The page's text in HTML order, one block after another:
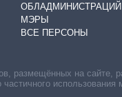
ОБЛАДМИНИСТРАЦИЙ
МЭРЫ
ВСЕ ПЕРСОНЫ
размещённых на сайте,
использования